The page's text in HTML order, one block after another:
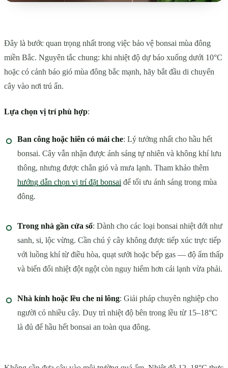
Đây là bước quan trọng nhất trong việc bảo vệ bonsai mùa đông
miền Bắc. Nguyên tắc chung: khi nhiệt độ dự báo xuống dưới 10°C
hoặc có cảnh báo gió mùa đông bắc mạnh, hãy bắt đầu di chuyển
cây vào nơi trú ẩn.
Lựa chọn vị trí phù hợp:
Ban công hoặc hiên có mái che: Lý tưởng nhất cho hầu hết
bonsai. Cây vẫn nhận được ánh sáng tự nhiên và không khí lưu
thông, nhưng được chắn gió và mưa lạnh. Tham khảo thêm
hướng dẫn chọn vị trí đặt bonsai để tối ưu ánh sáng trong mùa
đông.
Trong nhà gần cửa sổ: Dành cho các loại bonsai nhiệt đới như
sanh, si, lộc vừng. Cần chú ý cây không được tiếp xúc trực tiếp
với luồng khí từ điều hòa, quạt sưởi hoặc bếp gas — độ ẩm thấp
và biến đổi nhiệt đột ngột còn nguy hiểm hơn cái lạnh vừa phải.
Nhà kính hoặc lều che ni lông: Giải pháp chuyên nghiệp cho
người có nhiều cây. Duy trì nhiệt độ bên trong lều từ 15–18°C
là đủ để hầu hết bonsai an toàn qua đông.